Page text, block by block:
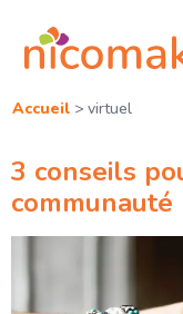
Accueil> virtuel
3 conseils
communauté